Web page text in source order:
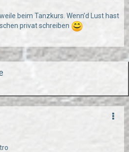
beim Tanzkurs. Wenn’d Lust hast
privat schreiben